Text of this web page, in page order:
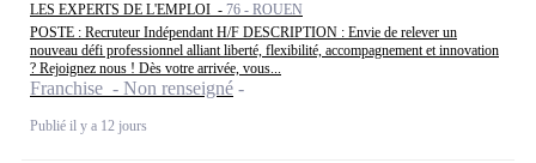
LES EXPERTS DE L'EMPLOI - 76 - ROUEN
POSTE : Recruteur Indépendant H/F DESCRIPTION : Envie de relever un
nouveau défi professionnel alliant liberté, flexibilité, accompagnement et innovation
? Rejoignez nous ! Dès votre arrivée, vous...
Franchise - Non renseigné
Publié il y a 12 jours